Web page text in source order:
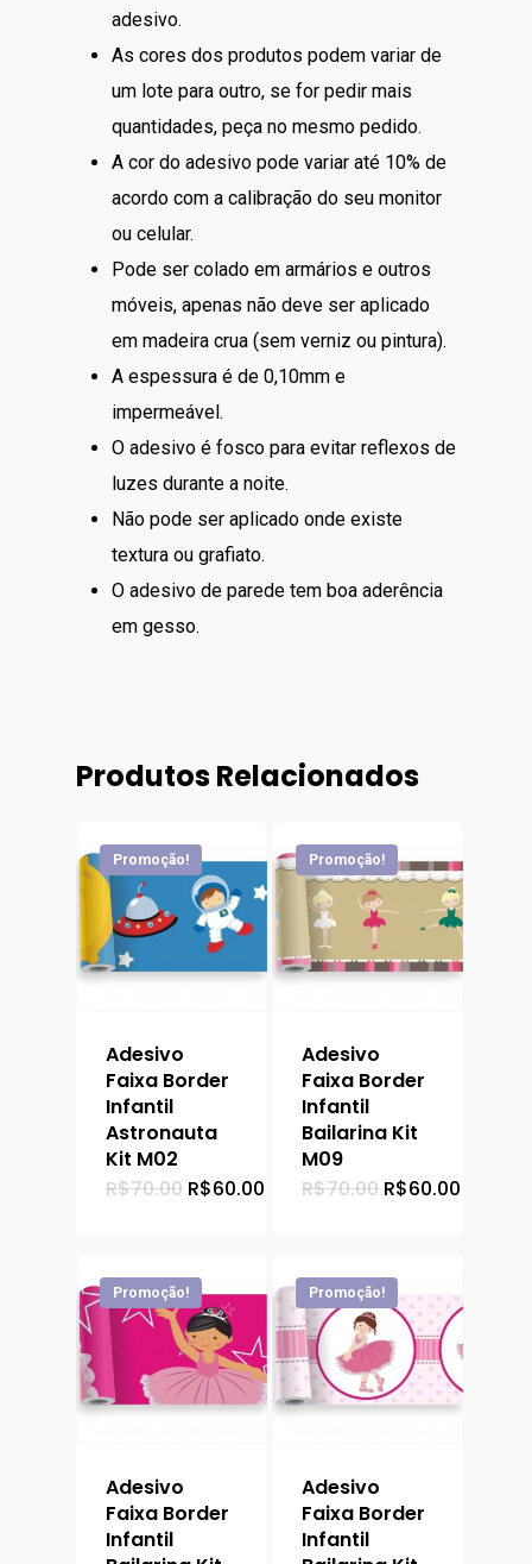
adesivo.
As cores dos produtos podem variar de
um lote para outro, se for pedir mais
quantidades, peça no mesmo pedido.
A cor do adesivo pode variar até 10% de
acordo com a calibração do seu monitor
ou celular.
Pode ser colado em armários e outros
móveis, apenas não deve ser aplicado
em madeira crua (sem verniz ou pintura).
A espessura é de 0,10mm e
impermeável.
O adesivo é fosco para evitar reflexos de
luzes durante a noite.
Não pode ser aplicado onde existe
textura ou grafiato.
O adesivo de parede tem boa aderência
em gesso.
Produtos Relacionados
Promoção!
Adesivo
Faixa Border
Infantil
Astronauta
Kit M02
R$70.00 O
R$60.00
Promoção!
Adesivo
Faixa Border
Infantil
Bailarina Kit
M09
R$70.00 O
R$60.00
Promoção!
Adesivo
Faixa Border
Infantil
Promoção!
Adesivo
Faixa Border
Infantil